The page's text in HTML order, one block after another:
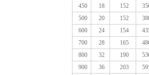
450
18 152
500
20 152
600
24 154
700
28 165
800
32 190
900
36 203